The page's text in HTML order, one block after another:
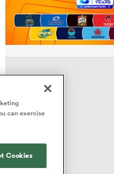
can exercise
Cookies